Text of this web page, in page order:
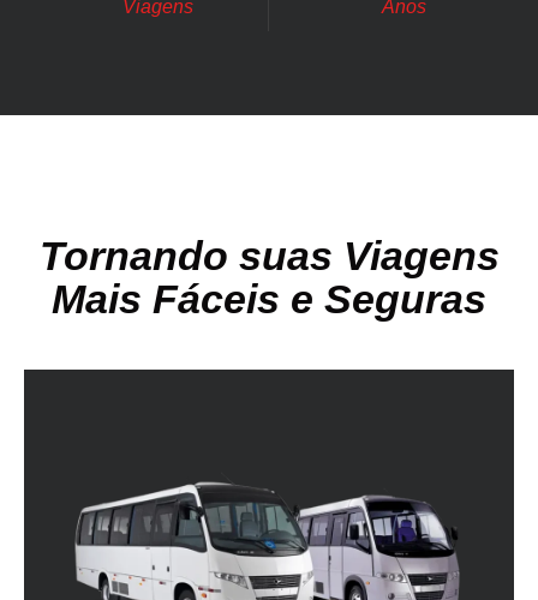
Viagens Anos
Tornando suas Viagens
Mais Fáceis e Seguras